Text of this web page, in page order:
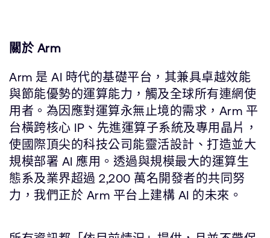
關於 Arm
Arm 是 AI 時代的基礎平台，其兼具卓越效能
與節能優勢的運算能力，觸及全球所有連網使
用者。為因應對運算永無止境的需求，Arm 平
台橫跨核心 IP、先進運算子系統及專用晶片，
使國際頂尖的科技公司能靈活設計、打造並大
規模部署 AI 應用。透過與規模最大的運算生
態系及業界超過 2,200 萬名開發者的共同努
力，我們正於 Arm 平台上建構 AI 的未來。